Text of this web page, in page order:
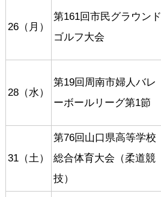
26（月）
第161回市民グラウンド
ゴルフ大会
28（水）
第19回周南市婦人バレ
ーボールリーグ第1節
31（土）
第76回山口県高等学校
総合体育大会（柔道競
技）